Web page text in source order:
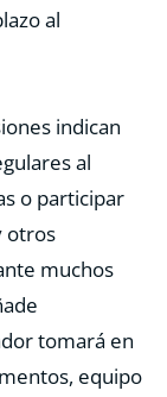
al
indican
al
o participar
otros
muchos
tomará en
equipo